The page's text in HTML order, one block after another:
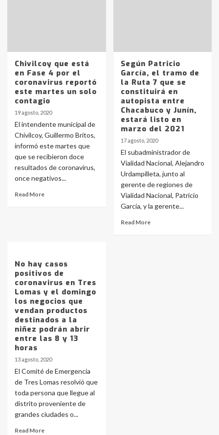
Chivilcoy que está
en Fase 4 por el
coronavirus reportó
este martes un solo
contagio
19 agosto, 2020
El intendente municipal de
Chivilcoy, Guillermo Britos,
informó este martes que
que se recibieron doce
resultados de coronavirus,
once negativos...
Read More
Según Patricio
García, el tramo de
la Ruta 7 que se
constituirá en
autopista entre
Chacabuco y Junín,
estará listo en
marzo del 2021
17 agosto, 2020
El subadministrador de
Vialidad Nacional, Alejandro
Urdampilleta, junto al
gerente de regiones de
Vialidad Nacional, Patricio
García, y la gerente...
Read More
No hay casos
positivos de
coronavirus en Tres
Lomas y el domingo
los negocios que
vendan productos
destinados a la
niñez podrán abrir
entre las 8 y 13
horas
13 agosto, 2020
El Comité de Emergencia
de Tres Lomas resolvió que
toda persona que llegue al
distrito proveniente de
grandes ciudades o...
Read More
Identidad de los adolescentes
pampeanos que fueron
protagonistas del fatal accidente
en la mañana del lunes
Accidente en Ruta 5: falleció un
joven de Trenque Lauquen
5
Los precios de los combustibles en
La Pampa, desde YPF hasta Axion
entre 857 a 1338 pesos